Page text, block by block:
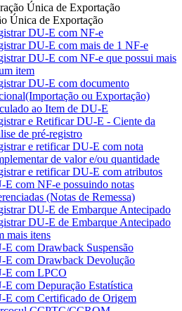
Única de Exportação
Única de Exportação
DU-E com NF-e
DU-E com mais de 1 NF-e
DU-E com NF-e que possui mais
item
DU-E com documento
ou Exportação)
ao Item de DU-E
e Retificar DU-E - Ciente da
de pré-registro
e retificar DU-E com nota
de valor e/ou quantidade
e retificar DU-E com atributos
E com NF-e possuindo notas
(Notas de Remessa)
DU-E de Embarque Antecipado
DU-E de Embarque Antecipado
mais itens
E com Drawback Suspensão
E com Drawback Devolução
E com LPCO
E com Depuração Estatística
E com Certificado de Origem